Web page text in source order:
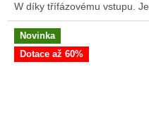
W díky třífázovému vstupu. Je
navržen s důrazem na
maximální efektivitu a
bezpečnost –...
Novinka
Dotace až 60%